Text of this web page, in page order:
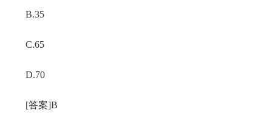
B.35
C.65
D.70
[答案]B